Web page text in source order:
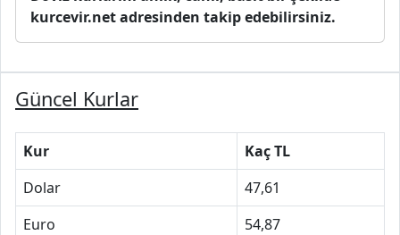
kurcevir.net adresinden takip edebilirsiniz.
Güncel Kurlar
Kur
Kaç TL
Dolar
47,61
Euro
54,87